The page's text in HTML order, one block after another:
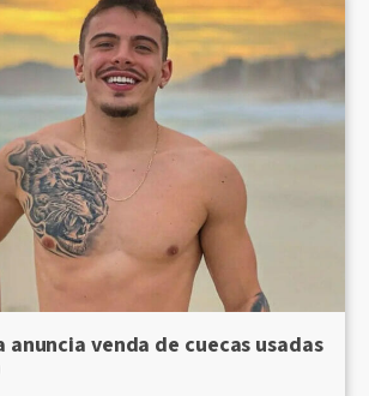
anuncia venda de cuecas usadas